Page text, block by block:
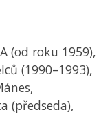
(od roku 1959),
(1990–1993),
(předseda),